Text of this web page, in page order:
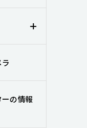
の情報